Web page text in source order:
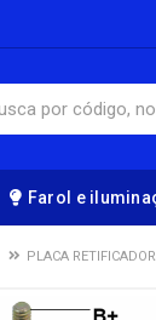
Farol e
PLACA